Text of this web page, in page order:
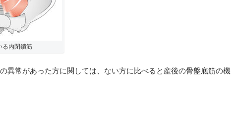
る内閉鎖筋
異常があった方に関しては、ない方に比べると産後の骨盤底筋の機